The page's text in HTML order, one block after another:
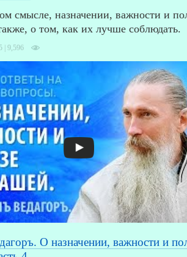
смысле, назначении, важности и
о том, как их лучше соблюдать.
| 9,596
О назначении, важности и